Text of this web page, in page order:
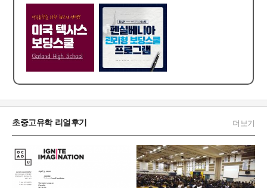
초중고유학 리얼후기 더보기